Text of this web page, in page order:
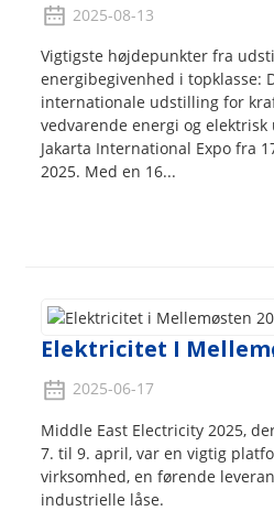
2025-08-13
Vigtigste højdepunkter fra
energibegivenhed i topklasse:
internationale udstilling for
vedvarende energi og
Jakarta International Expo fra
2025. Med en 16...
Elektricitet I
2025-06-17
Middle East Electricity 2025,
7. til 9. april, var en vigtig
virksomhed, en førende
industrielle låse.